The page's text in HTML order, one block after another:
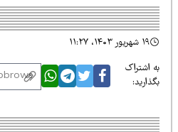
اشتراک